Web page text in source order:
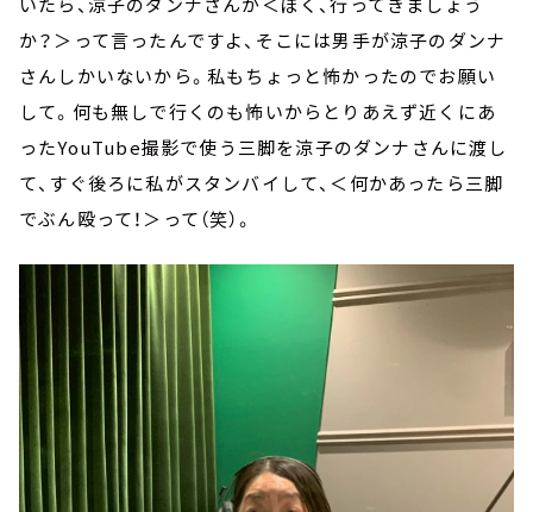
か？＞って言ったんですよ、そこには男手が涼子のダンナ
さんしかいないから。私もちょっと怖かったのでお願い
して。何も無しで行くのも怖いからとりあえず近くにあ
ったYouTube撮影で使う三脚を涼子のダンナさんに渡し
て、すぐ後ろに私がスタンバイして、＜何かあったら三脚
でぶん殴って！＞って（笑）。